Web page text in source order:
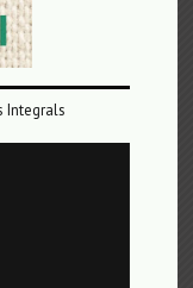
Integrals